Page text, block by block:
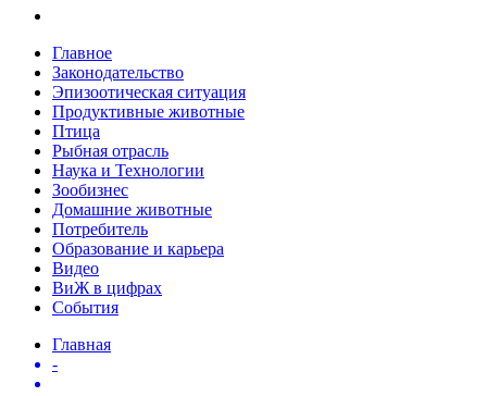
Главное
Законодательство
Эпизоотическая ситуация
Продуктивные животные
Птица
Рыбная отрасль
Наука и Технологии
Зообизнес
Домашние животные
Потребитель
Образование и карьера
Видео
ВиЖ в цифрах
События
Главная
-